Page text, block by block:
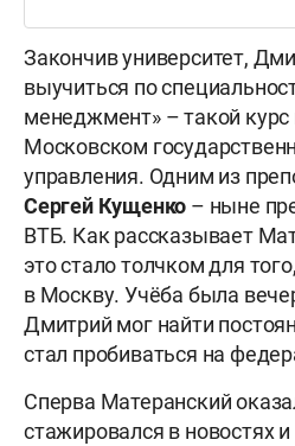
Закончив университет,
выучиться по
менеджмент» – такой курс
Московском
управления. Одним из
Сергей Кущенко – ныне
ВТБ. Как рассказывает
это стало толчком для
в Москву. Учёба была
Дмитрий мог найти
стал пробиваться на
Сперва Матеранский
стажировался в новостях